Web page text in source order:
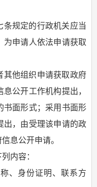
规定的行政机关应当
为申请人依法申请获取
他组织申请获取政府
公开工作机构提出，
书面形式；采用书面形
出，由受理该申请的政
息公开申请。
内容：
、身份证明、联系方